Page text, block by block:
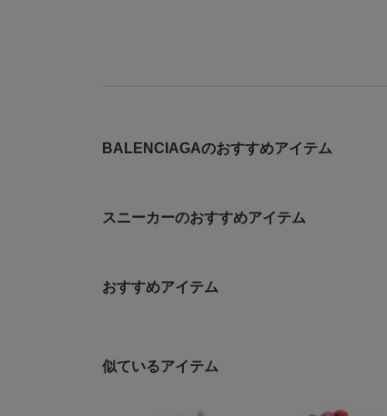
BALENCIAGAのおすすめアイテム
スニーカーのおすすめアイテム
おすすめアイテム